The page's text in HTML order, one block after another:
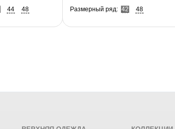
44 48 Размерный ряд: 42 48